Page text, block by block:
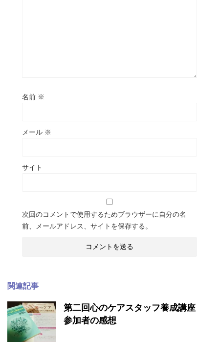
名前 ※
メール ※
サイト
次回のコメントで使用するためブラウザーに自分の名
前、メールアドレス、サイトを保存する。
関連記事
第二回心のケアスタッフ養成講座
参加者の感想